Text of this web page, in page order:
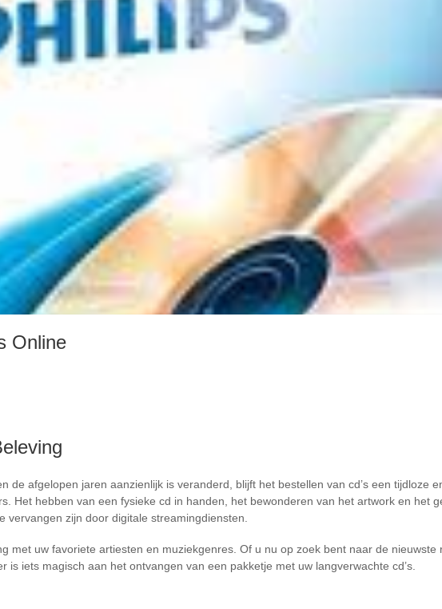
Online
de afgelopen jaren aanzienlijk is veranderd, blijft het bestellen van cd’s een tijdloze
Het hebben van een fysieke cd in handen, het bewonderen van het artwork en het
zijn door digitale streamingdiensten.
met uw favoriete artiesten en muziekgenres. Of u nu op zoek bent naar de nieuwste
iets magisch aan het ontvangen van een pakketje met uw langverwachte cd’s.